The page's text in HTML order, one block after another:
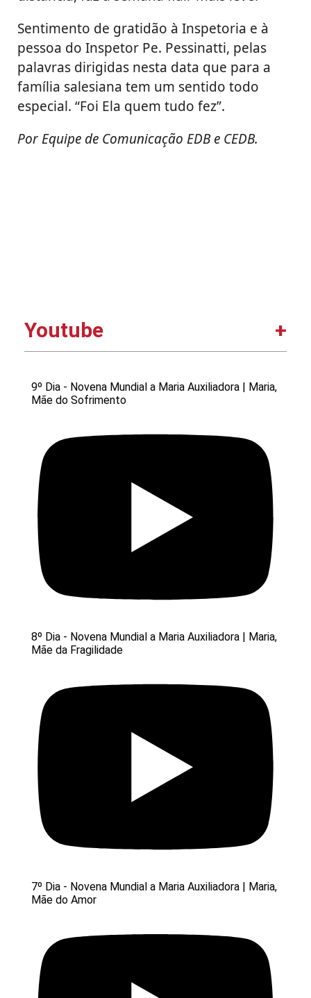
Sentimento de gratidão à Inspetoria e à
pessoa do Inspetor Pe. Pessinatti, pelas
palavras dirigidas nesta data que para a
família salesiana tem um sentido todo
especial. “Foi Ela quem tudo fez”.
Por Equipe de Comunicação EDB e CEDB.
Youtube
9º Dia - Novena Mundial a Maria Auxiliadora | Maria,
Mãe do Sofrimento
8º Dia - Novena Mundial a Maria Auxiliadora | Maria,
Mãe da Fragilidade
7º Dia - Novena Mundial a Maria Auxiliadora | Maria,
Mãe do Amor